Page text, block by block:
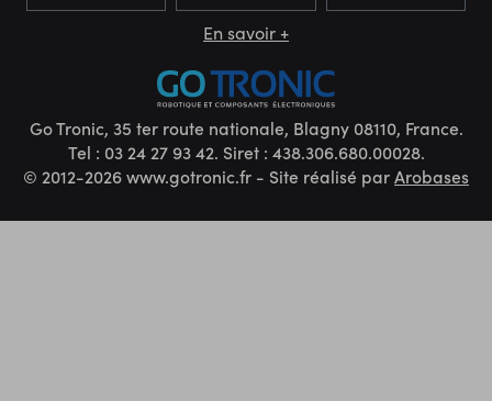
En savoir +
Go Tronic, 35 ter route nationale, Blagny 08110, France.
Tel : 03 24 27 93 42. Siret : 438.306.680.00028.
© 2012-2026 www.gotronic.fr - Site réalisé parArobases